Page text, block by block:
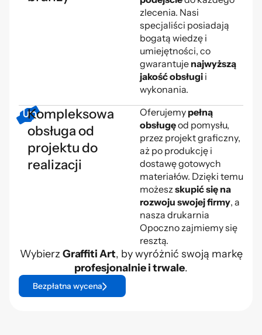
zlecenia. Nasi
specjaliści posiadają
bogatą wiedzę i
umiejętności, co
gwarantuje najwyższą
jakość obsługii
wykonania.
Kompleksowa
obsługa od
projektu do
realizacji
Oferujemy pełną
obsługęod pomysłu,
przez projekt graficzny,
aż po produkcję i
dostawę gotowych
materiałów. Dzięki temu
możesz skupić się na
rozwoju swojej firmy, a
nasza drukarnia
Opoczno zajmiemy się
resztą.
Wybierz Graffiti Art, by wyróżnić swoją markę
profesjonalnie i trwale.
Bezpłatna wycena